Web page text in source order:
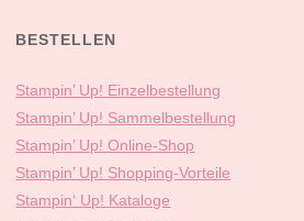
BESTELLEN
Stampin’ Up! Einzelbestellung
Stampin’ Up! Sammelbestellung
Stampin’ Up! Online-Shop
Stampin’ Up! Shopping-Vorteile
Stampin‘ Up! Kataloge